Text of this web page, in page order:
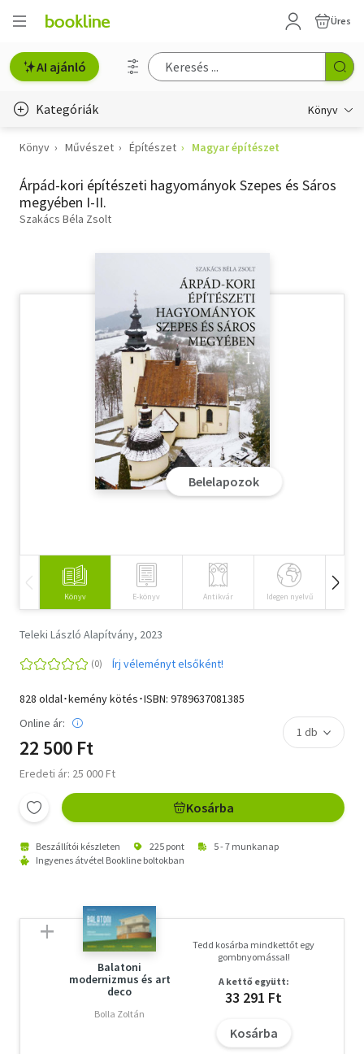
Üres
AI ajánló
Kategóriák Könyv
Életmód, egészség
Erotika
Gyermek- és ifjúsági
Hobbi, szabadidő
Szótár, nyelvkönyv
Tankönyv, segédkönyv
Társadalomtudomány
Könyv Művészet Építészet Magyar építészet
Árpád-kori építészeti hagyományok Szepes és Sáros
megyében I-II.
Szakács Béla Zsolt
Belelapozok
Könyv E-könyv Antikvár Idegen nyelvű
Teleki László Alapítvány, 2023
Írj véleményt elsőként!
828 oldal･kemény kötés･ISBN: 9789637081385
Online ár:
22 500 Ft
Eredeti ár: 25 000 Ft
Kosárba
Beszállítói készleten 225 pont
5 - 7 munkanap
Ingyenes átvétel Bookline boltokban
Balatoni
modernizmus és art
deco
Bolla Zoltán
Tedd kosárba mindkettőt egy
gombnyomással!
A kettő együtt:
33 291 Ft
Kosárba